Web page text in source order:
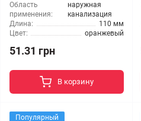
Область
применения:
наружная
канализация
Длина:
110 мм
Цвет:
оранжевый
51.31 грн
В корзину
Популярный